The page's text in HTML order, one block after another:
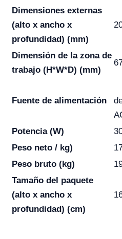
Dimensiones externas
(alto x ancho x
profundidad) (mm)
Dimensión de la zona de
trabajo (H*W*D) (mm)
Fuente de alimentación
Potencia (W)
Peso neto / kg)
Peso bruto (kg)
Tamaño del paquete
(alto x ancho x
profundidad) (cm)